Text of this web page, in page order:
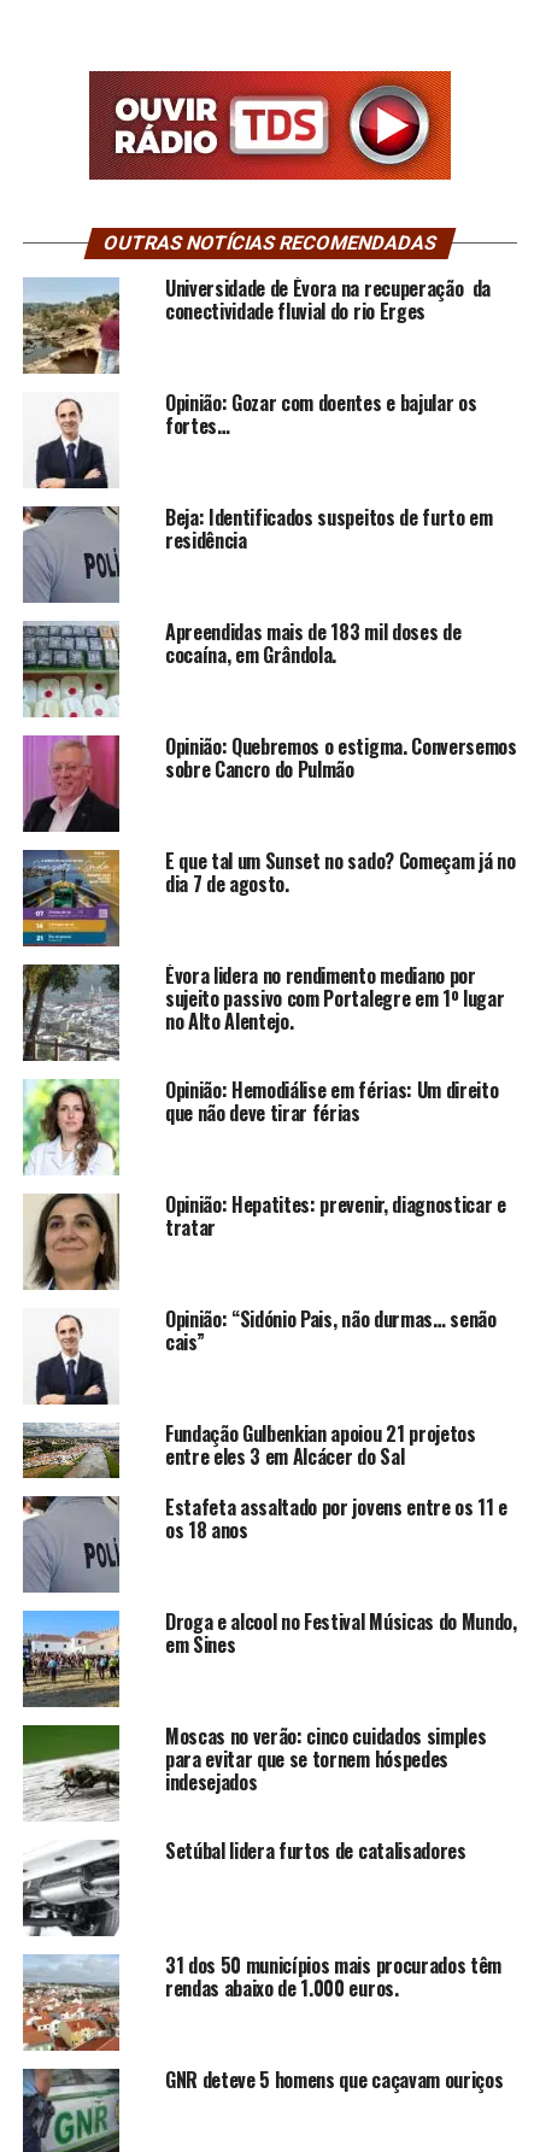
OUTRAS NOTÍCIAS RECOMENDADAS
Universidade de Évora na recuperação da
conectividade fluvial do rio Erges
Opinião: Gozar com doentes e bajular os
fortes…
Beja: Identificados suspeitos de furto em
residência
Apreendidas mais de 183 mil doses de
cocaína, em Grândola.
Opinião: Quebremos o estigma. Conversemos
sobre Cancro do Pulmão
E que tal um Sunset no sado? Começam já no
dia 7 de agosto.
Évora lidera no rendimento mediano por
sujeito passivo com Portalegre em 1º lugar
no Alto Alentejo.
Opinião: Hemodiálise em férias: Um direito
que não deve tirar férias
Opinião: Hepatites: prevenir, diagnosticar e
tratar
Opinião: “Sidónio Pais, não durmas… senão
cais”
Fundação Gulbenkian apoiou 21 projetos
entre eles 3 em Alcácer do Sal
Estafeta assaltado por jovens entre os 11 e
os 18 anos
Droga e alcool no Festival Músicas do Mundo,
em Sines
Moscas no verão: cinco cuidados simples
para evitar que se tornem hóspedes
indesejados
Setúbal lidera furtos de catalisadores
31 dos 50 municípios mais procurados têm
rendas abaixo de 1.000 euros.
GNR deteve 5 homens que caçavam ouriços